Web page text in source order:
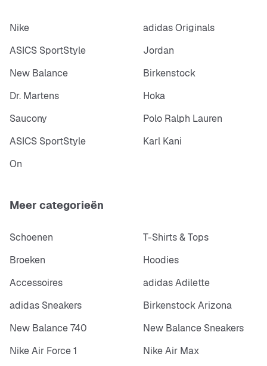
Nike
adidas Originals
ASICS SportStyle
Jordan
New Balance
Birkenstock
Dr. Martens
Hoka
Saucony
Polo Ralph Lauren
ASICS SportStyle
Karl Kani
On
Meer categorieën
Schoenen
T-Shirts & Tops
Broeken
Hoodies
Accessoires
adidas Adilette
adidas Sneakers
Birkenstock Arizona
New Balance 740
New Balance Sneakers
Nike Air Force 1
Nike Air Max